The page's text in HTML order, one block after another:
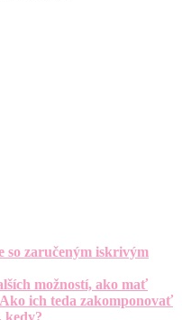
zaručeným iskrivým
možností, ako mať
ich teda zakomponovať
kedy?